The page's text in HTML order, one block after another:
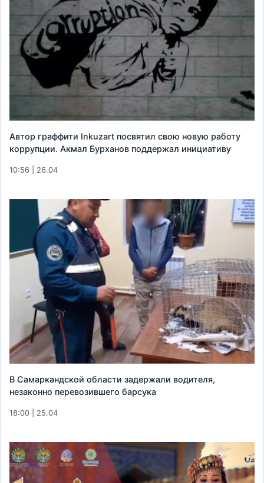
Автор граффити Inkuzart посвятил свою новую работу
коррупции. Акмал Бурханов поддержал инициативу
10:56 | 26.04
В Самаркандской области задержали водителя,
незаконно перевозившего барсука
18:00 | 25.04